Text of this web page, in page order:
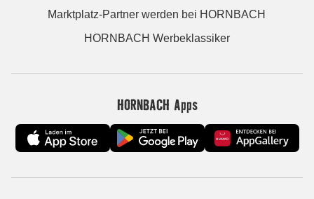
Marktplatz-Partner werden bei HORNBACH
HORNBACH Werbeklassiker
HORNBACH Apps